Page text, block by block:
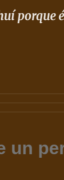
porque
un